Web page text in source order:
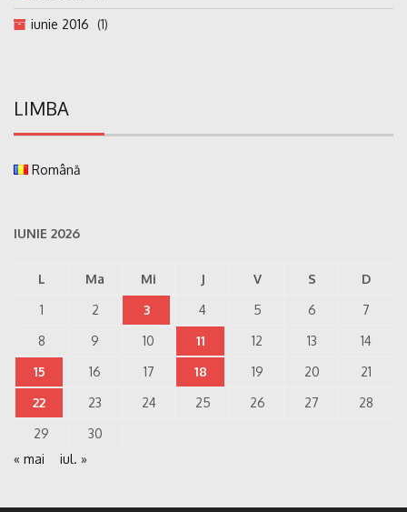
iunie 2016 (1)
LIMBA
Română
IUNIE 2026
L Ma Mi J V S
D
1
2 3 4 5 6
7
8
9 10 11 12 13
14
15
16 17 18 19 20
21
22
23 24 25 26 27
28
29
30
« mai
iul. »